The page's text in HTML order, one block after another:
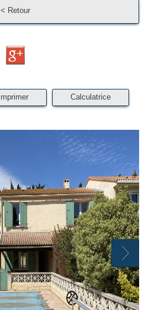
< Retour
Imprimer Calculatrice